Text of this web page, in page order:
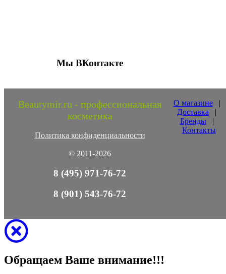
Мы ВКонтакте
Beautymir.ru - профессиональная
косметика
Политика конфиденциальности
© 2011-2026
О магазине|
Доставка |
Бренды |
Контакты
8 (495) 971-76-72
8 (901) 543-76-72
Обращаем Ваше внимание!!!